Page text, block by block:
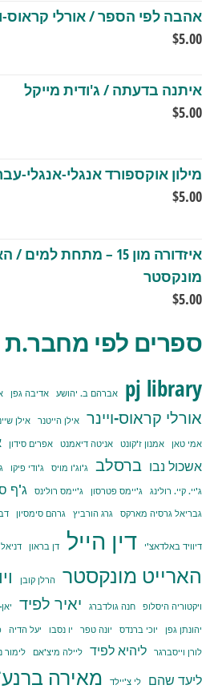
אהבה לפי הספר / אורלי קראוס-
$5.00
איתנה בדעתה / ג'ודית מייקל
$5.00
מילון אוקספורד אנגלי-אנגלי-
$5.00
איזדורה מון 15 – מתחת
מונקסטר
$5.00
ספרים לפי מחבר.ת
pj library אברהם ב. יהושע אדיבה גפן
אורלי קראוס-ויינר אילן הייטנר אילן
אמי טאן אמנון ז'קונט אניטה דיאמנט אפרים סידון
אשכול נבו ברסלב ג'וג'ו מויס ג'ודי פיקו
ג'יי. קיי. רולינג ג'יימס פטרסון ג'יימס רולינס ג'ף
גבריאל גרסיה מארקס
גרג הורביץ גרהם סימסיון
דיוויד באלדאצ'י דין הייל דן בראון
הארייט מונקסטר הרלן קובן
ויקטוריה היסלופ חנה גולדברג יאיר לפיד
יהונתן גפן יוכי ברנדס יונה טפר יו נסבו יעל הדיה
לורן וייסברגר
ליהיא לפיד ליילה מיצ'אם לימור
ליעד שהם לי צ'יילד מאירה